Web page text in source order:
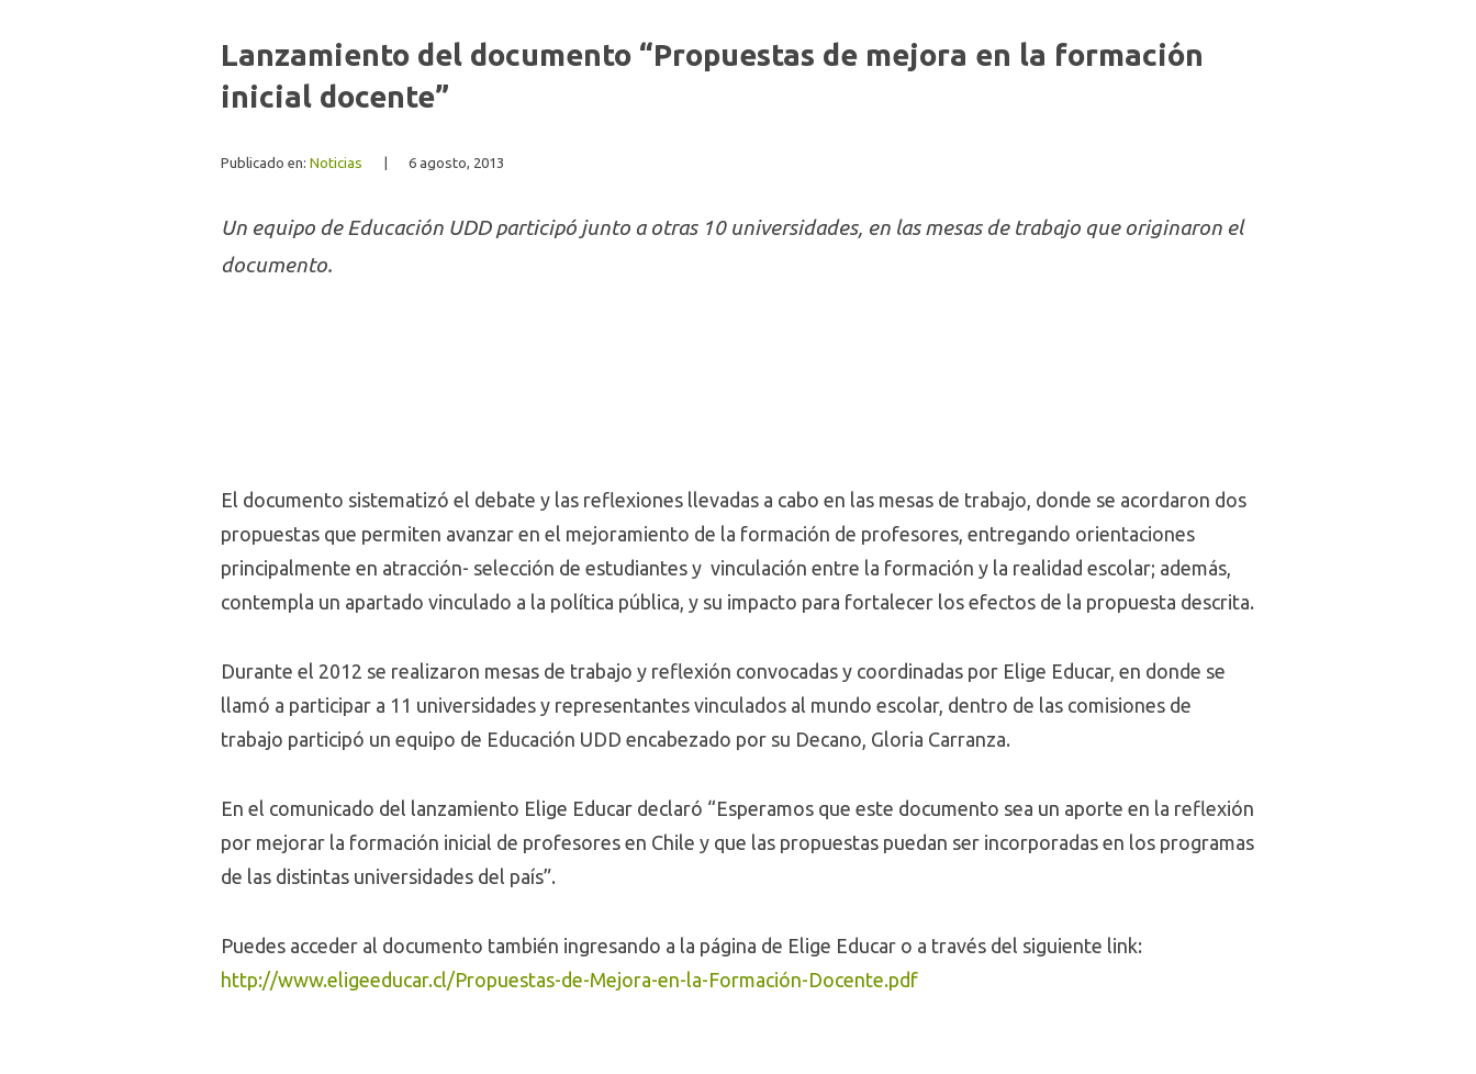
Lanzamiento del documento “Propuestas de mejora en la formación
inicial docente”
Publicado en: Noticias 6 agosto, 2013
Un equipo de Educación UDD participó junto a otras 10 universidades, en las mesas de trabajo que originaron el
documento.
El documento sistematizó el debate y las reflexiones llevadas a cabo en las mesas de trabajo, donde se acordaron dos
propuestas que permiten avanzar en el mejoramiento de la formación de profesores, entregando orientaciones
principalmente en atracción- selección de estudiantes y vinculación entre la formación y la realidad escolar; además,
contempla un apartado vinculado a la política pública, y su impacto para fortalecer los efectos de la propuesta descrita.
Durante el 2012 se realizaron mesas de trabajo y reflexión convocadas y coordinadas por Elige Educar, en donde se
llamó a participar a 11 universidades y representantes vinculados al mundo escolar, dentro de las comisiones de
trabajo participó un equipo de Educación UDD encabezado por su Decano, Gloria Carranza.
En el comunicado del lanzamiento Elige Educar declaró “Esperamos que este documento sea un aporte en la reflexión
por mejorar la formación inicial de profesores en Chile y que las propuestas puedan ser incorporadas en los programas
de las distintas universidades del país”.
Puedes acceder al documento también ingresando a la página de Elige Educar o a través del siguiente link:
http://www.eligeeducar.cl/Propuestas-de-Mejora-en-la-Formación-Docente.pdf